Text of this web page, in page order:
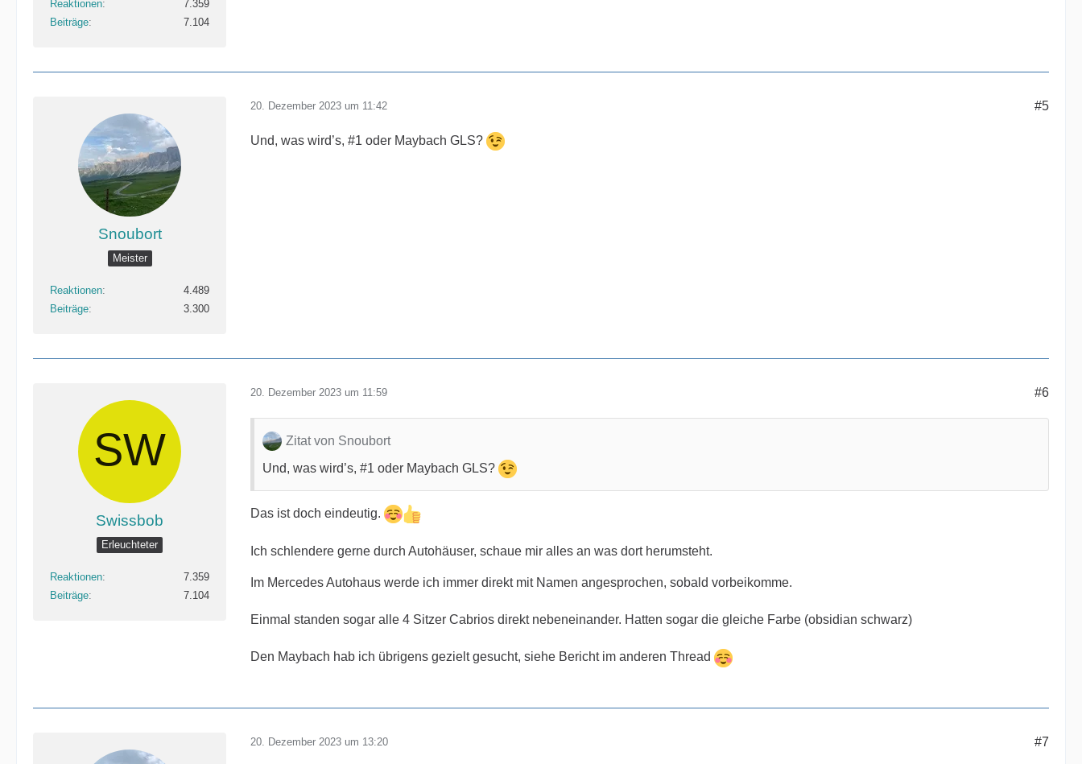
Reaktionen
7.359
Beiträge
7.104
Snoubort
Meister
Reaktionen
4.489
Beiträge
3.300
20. Dezember 2023 um 11:42 #5
Und, was wird’s, #1 oder Maybach GLS?
Swissbob
Erleuchteter
Reaktionen
7.359
Beiträge
7.104
20. Dezember 2023 um 11:59 #6
Zitat von Snoubort
Und, was wird’s, #1 oder Maybach GLS?
Das ist doch eindeutig.
Ich schlendere gerne durch Autohäuser, schaue mir alles an was dort herumsteht.
Im Mercedes Autohaus werde ich immer direkt mit Namen angesprochen, sobald vorbeikomme.
Einmal standen sogar alle 4 Sitzer Cabrios direkt nebeneinander. Hatten sogar die gleiche Farbe (obsidian schwarz)
Den Maybach hab ich übrigens gezielt gesucht, siehe Bericht im anderen Thread
20. Dezember 2023 um 13:20 #7